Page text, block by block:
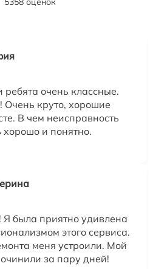
ребята очень классные.
Очень круто, хорошие
В чем неисправность
и понятно.
Я была приятно удивлена
этого сервиса.
меня устроили. Мой
за пару дней!